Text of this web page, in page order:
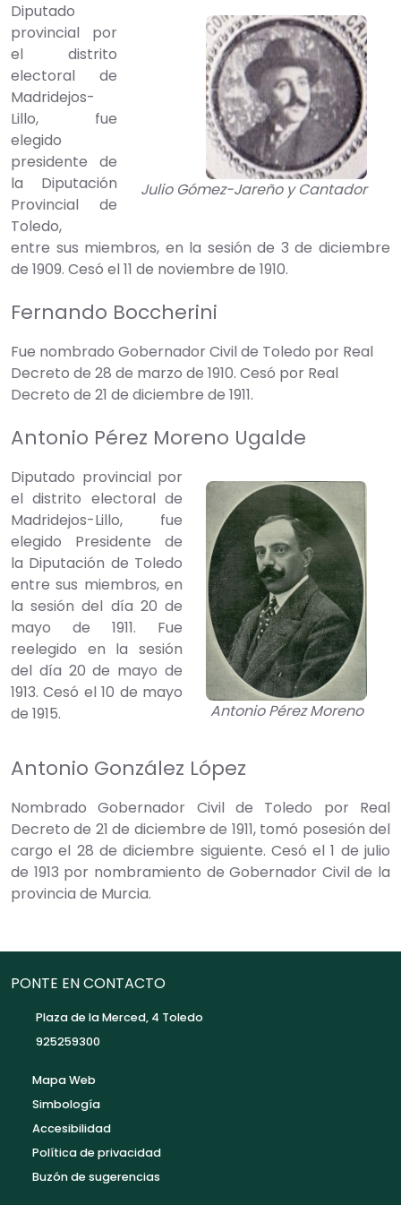
Julio Gómez-Jareño y Cantador
Diputado
provincial por
el distrito
electoral de
Madridejos-
Lillo, fue
elegido
presidente de
la Diputación
Provincial de
Toledo,
entre sus miembros, en la sesión de 3 de diciembre
de 1909. Cesó el 11 de noviembre de 1910.
Fernando Boccherini
Fue nombrado Gobernador Civil de Toledo por Real
Decreto de 28 de marzo de 1910. Cesó por Real
Decreto de 21 de diciembre de 1911.
Antonio Pérez Moreno Ugalde
Antonio Pérez Moreno
Diputado provincial por
el distrito electoral de
Madridejos-Lillo, fue
elegido Presidente de
la Diputación de Toledo
entre sus miembros, en
la sesión del día 20 de
mayo de 1911. Fue
reelegido en la sesión
del día 20 de mayo de
1913. Cesó el 10 de mayo
de 1915.
Antonio González López
Nombrado Gobernador Civil de Toledo por Real
Decreto de 21 de diciembre de 1911, tomó posesión del
cargo el 28 de diciembre siguiente. Cesó el 1 de julio
de 1913 por nombramiento de Gobernador Civil de la
provincia de Murcia.
PONTE EN CONTACTO
Plaza de la Merced, 4 Toledo
925259300
Mapa Web
Simbología
Accesibilidad
Política de privacidad
Buzón de sugerencias